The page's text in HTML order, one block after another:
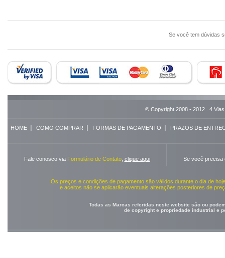
Se você tem dúvidas
© Copyright 2008 - 2012 . 4
HOME| COMO COMPRAR | FORMAS DE PAGAMENTO | PRAZOS DE
Fale conosco via Formulário de Contato, clique aqui Se você precisa
Os preços e condições de pagamento são válidos durante o dia de
e aceitos não se aplicarão eventuais alterações posteriores de
Todas as Marcas referidas neste website são ou
de copyright e propriedade industrial e